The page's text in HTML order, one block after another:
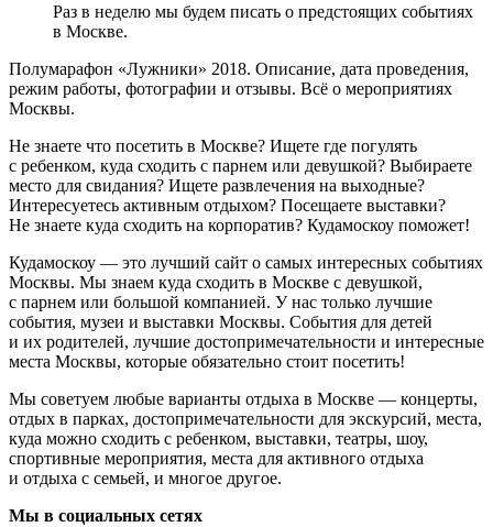
Раз в неделю мы будем писать о предстоящих событиях
в Москве.
Полумарафон «Лужники» 2018. Описание, дата проведения,
режим работы, фотографии и отзывы. Всё о мероприятиях
Москвы.
Не знаете что посетить в Москве? Ищете где погулять
с ребенком, куда сходить с парнем или девушкой? Выбираете
место для свидания? Ищете развлечения на выходные?
Интересуетесь активным отдыхом? Посещаете выставки?
Не знаете куда сходить на корпоратив? Кудамоскоу поможет!
Кудамоскоу — это лучший сайт о самых интересных событиях
Москвы. Мы знаем куда сходить в Москве с девушкой,
с парнем или большой компанией. У нас только лучшие
события, музеи и выставки Москвы. События для детей
и их родителей, лучшие достопримечательности и интересные
места Москвы, которые обязательно стоит посетить!
Мы советуем любые варианты отдыха в Москве — концерты,
отдых в парках, достопримечательности для экскурсий, места,
куда можно сходить с ребенком, выставки, театры, шоу,
спортивные мероприятия, места для активного отдыха
и отдыха с семьей, и многое другое.
Мы в социальных сетях